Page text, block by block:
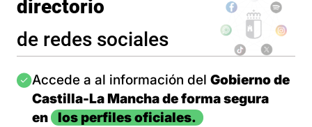
directorio
de redes sociales
Imagen
Accede a al información del Gobierno de
Castilla-La Mancha de forma segura
en
los perfiles oficiales.